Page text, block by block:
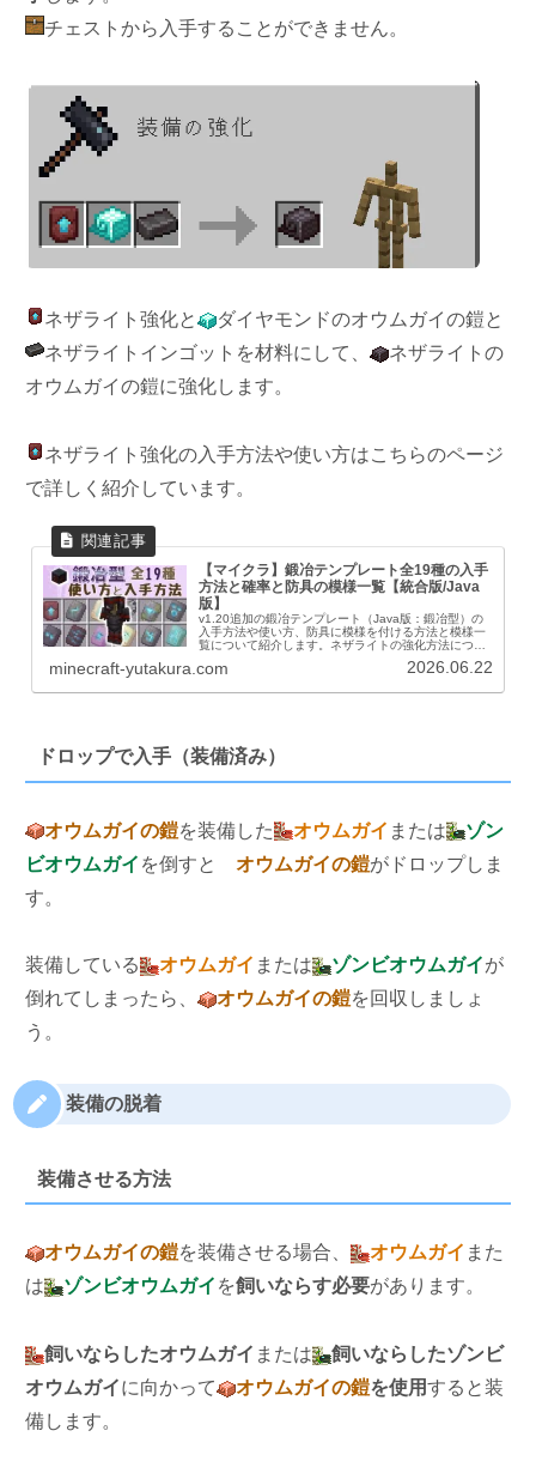
チェストから入手することができません。
ネザライト強化と
ダイヤモンドのオウムガイの鎧と
ネザライトインゴットを材料にして、
ネザライトの
オウムガイの鎧に強化します。
ネザライト強化の入手方法や使い方はこちらのページ
で詳しく紹介しています。
【マイクラ】鍛冶テンプレート全19種の入手
方法と確率と防具の模様一覧【統合版/Java
版】
v1.20追加の鍛冶テンプレート（Java版：鍛冶型）の
入手方法や使い方、防具に模様を付ける方法と模様一
覧について紹介します。ネザライトの強化方法につい
とは鍛冶テンプレートとは鍛冶台を利用して...
minecraft-yutakura.com 2026.06.22
ドロップで入手（装備済み）
オウムガイの鎧を装備した オウムガイ または
ゾン
ビオウムガイ を倒すと オウムガイの鎧がドロップしま
す。
装備している オウムガイ または ゾンビオウムガイが
倒れてしまったら、
オウムガイの鎧を回収しましょ
う。
装備の脱着
装備させる方法
オウムガイの鎧を装備させる場合、 オウムガイ また
は
ゾンビオウムガイ を飼いならす必要があります。
飼いならしたオウムガイ または
飼いならしたゾンビ
オウムガイに向かって オウムガイの鎧を使用すると装
備します。